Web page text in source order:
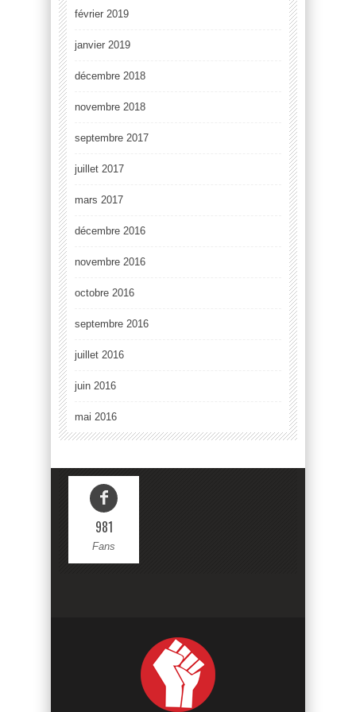
février 2019
janvier 2019
décembre 2018
novembre 2018
septembre 2017
juillet 2017
mars 2017
décembre 2016
novembre 2016
octobre 2016
septembre 2016
juillet 2016
juin 2016
mai 2016
981
Fans